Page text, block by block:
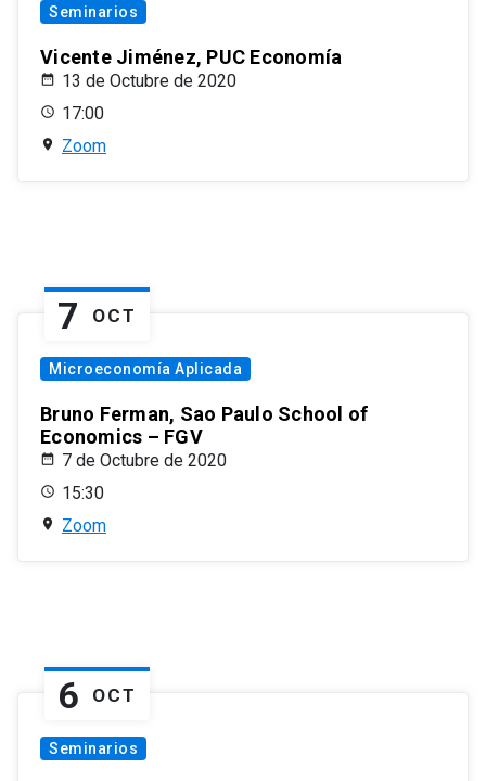
Seminarios
Vicente Jiménez, PUC Economía
13 de Octubre de 2020
17:00
Zoom
7 OCT
Microeconomía Aplicada
Bruno Ferman, Sao Paulo School of
Economics – FGV
7 de Octubre de 2020
15:30
Zoom
6 OCT
Seminarios